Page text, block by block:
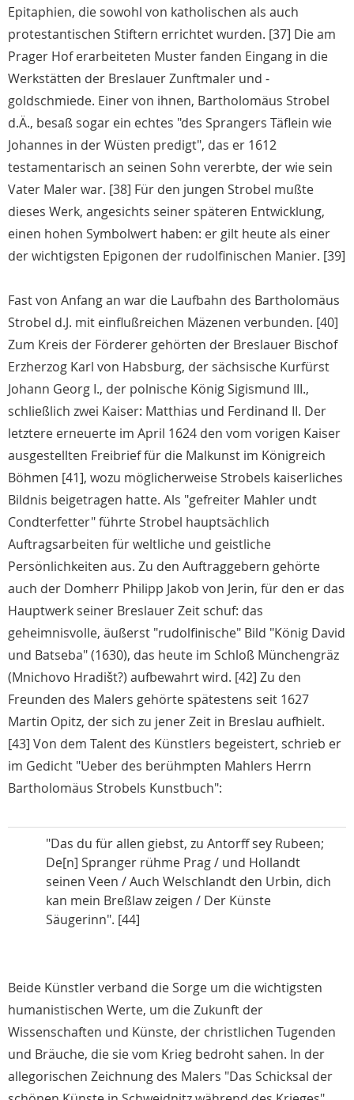
Epitaphien, die sowohl von katholischen als auch
protestantischen Stiftern errichtet wurden. [37] Die am
Prager Hof erarbeiteten Muster fanden Eingang in die
Werkstätten der Breslauer Zunftmaler und -
goldschmiede. Einer von ihnen, Bartholomäus Strobel
d.Ä., besaß sogar ein echtes "des Sprangers Täflein wie
Johannes in der Wüsten predigt", das er 1612
testamentarisch an seinen Sohn vererbte, der wie sein
Vater Maler war. [38] Für den jungen Strobel mußte
dieses Werk, angesichts seiner späteren Entwicklung,
einen hohen Symbolwert haben: er gilt heute als einer
der wichtigsten Epigonen der rudolfinischen Manier. [39]
Fast von Anfang an war die Laufbahn des Bartholomäus
Strobel d.J. mit einflußreichen Mäzenen verbunden. [40]
Zum Kreis der Förderer gehörten der Breslauer Bischof
Erzherzog Karl von Habsburg, der sächsische Kurfürst
Johann Georg I., der polnische König Sigismund III.,
schließlich zwei Kaiser: Matthias und Ferdinand II. Der
letztere erneuerte im April 1624 den vom vorigen Kaiser
ausgestellten Freibrief für die Malkunst im Königreich
Böhmen [41], wozu möglicherweise Strobels kaiserliches
Bildnis beigetragen hatte. Als "gefreiter Mahler undt
Condterfetter" führte Strobel hauptsächlich
Auftragsarbeiten für weltliche und geistliche
Persönlichkeiten aus. Zu den Auftraggebern gehörte
auch der Domherr Philipp Jakob von Jerin, für den er das
Hauptwerk seiner Breslauer Zeit schuf: das
geheimnisvolle, äußerst "rudolfinische" Bild "König David
und Batseba" (1630), das heute im Schloß Münchengräz
(Mnichovo Hradišt?) aufbewahrt wird. [42] Zu den
Freunden des Malers gehörte spätestens seit 1627
Martin Opitz, der sich zu jener Zeit in Breslau aufhielt.
[43] Von dem Talent des Künstlers begeistert, schrieb er
im Gedicht "Ueber des berühmpten Mahlers Herrn
Bartholomäus Strobels Kunstbuch":
"Das du für allen giebst, zu Antorff sey Rubeen;
De[n] Spranger rühme Prag / und Hollandt
seinen Veen / Auch Welschlandt den Urbin, dich
kan mein Breßlaw zeigen / Der Künste
Säugerinn". [44]
Beide Künstler verband die Sorge um die wichtigsten
humanistischen Werte, um die Zukunft der
Wissenschaften und Künste, der christlichen Tugenden
und Bräuche, die sie vom Krieg bedroht sahen. In der
allegorischen Zeichnung des Malers "Das Schicksal der